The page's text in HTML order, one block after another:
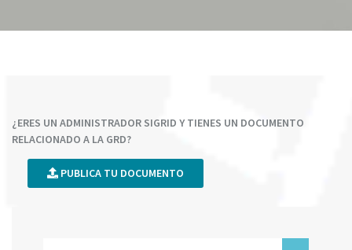
¿ERES UN ADMINISTRADOR SIGRID Y TIENES UN DOCUMENTO
RELACIONADO A LA GRD?
PUBLICA TU DOCUMENTO